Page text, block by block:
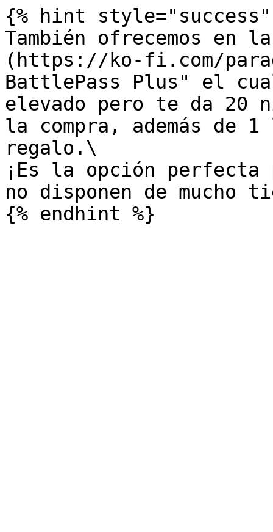
{% hint style="success"
También ofrecemos en
(https://ko-fi.com/
BattlePass Plus" el
elevado pero te da 20
la compra, además de
regalo.\
¡Es la opción perfecta
no disponen de mucho